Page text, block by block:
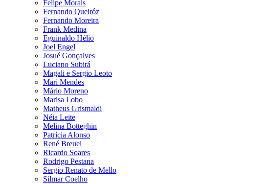
Felipe Morais
Fernando Queiróz
Fernando Moreira
Frank Medina
Eguinaldo Hélio
Joel Engel
Josué Gonçalves
Luciano Subirá
Magali e Sergio Leoto
Mari Mendes
Mário Moreno
Marisa Lobo
Matheus Grismaldi
Néia Leite
Melina Botteghin
Patrícia Alonso
René Breuel
Ricardo Soares
Rodrigo Pestana
Sergio Renato de Mello
Silmar Coelho